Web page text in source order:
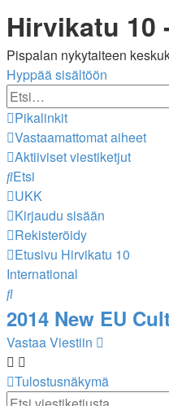
Hirvikatu 10
Pispalan nykytaiteen
Hyppää sisältöön
Pikalinkit
Vastaamattomat aiheet
Aktiiviset viestiketjut
Etsi
UKK
Kirjaudu sisään
Rekisteröidy
Etusivu Hirvikatu 10
International
Etsi
2014 New EU
Vastaa Viestiin
Tulostusnäkymä